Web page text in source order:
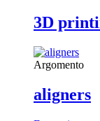
3D
Argomento
aligners